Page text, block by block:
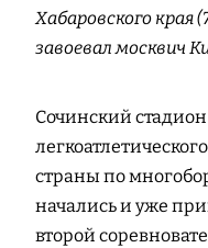
Хабаровского края
завоевал москвич
Сочинский
страны по
начались и уже
второй